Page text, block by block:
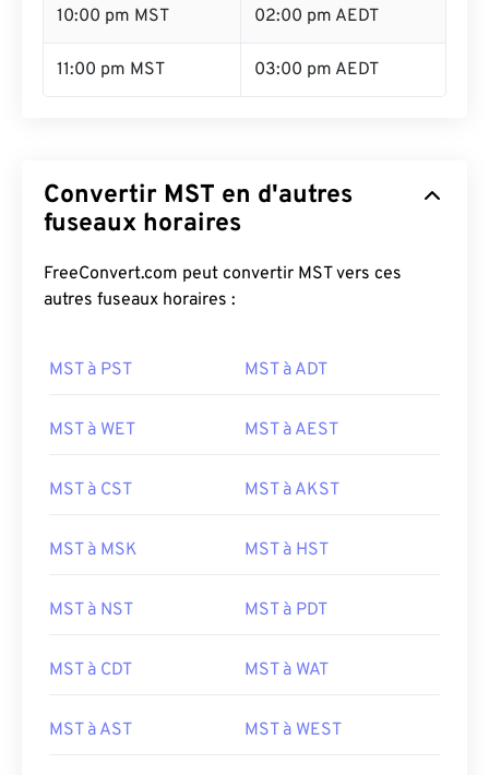
10:00 pm MST 02:00 pm AEDT
11:00 pm MST 03:00 pm AEDT
Convertir MST en d'autres
fuseaux horaires
FreeConvert.com peut convertir MST vers ces
autres fuseaux horaires :
MST à PST MST à ADT
MST à WET MST à AEST
MST à CST MST à AKST
MST à MSK MST à HST
MST à NST MST à PDT
MST à CDT MST à WAT
MST à AST MST à WEST